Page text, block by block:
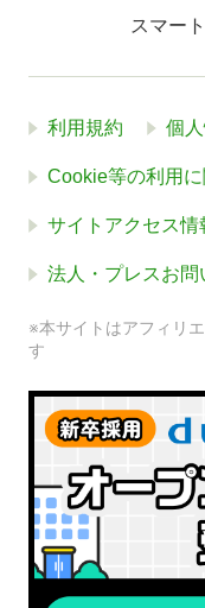
スマー
利用規約 個
Cookie等の利用
サイトアクセス情
法人・プレスお問
※本サイトはアフィリ
す